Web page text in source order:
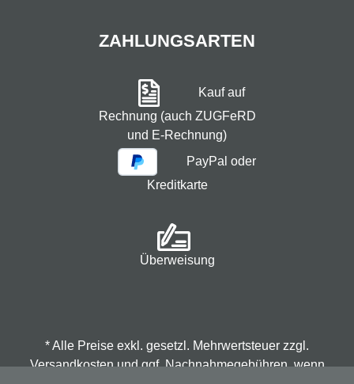
ZAHLUNGSARTEN
Kauf auf
Rechnung (auch ZUGFeRD
und E-Rechnung)
PayPal oder
Kreditkarte
Überweisung
* Alle Preise exkl. gesetzl. Mehrwertsteuer zzgl.
Versandkostenund ggf. Nachnahmegebühren, wenn